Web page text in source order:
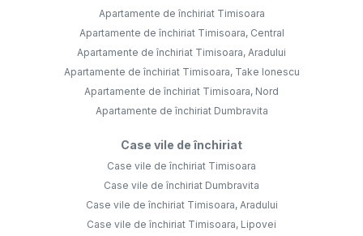
Apartamente de închiriat Timisoara
Apartamente de închiriat Timisoara, Central
Apartamente de închiriat Timisoara, Aradului
Apartamente de închiriat Timisoara, Take Ionescu
Apartamente de închiriat Timisoara, Nord
Apartamente de închiriat Dumbravita
Case vile de închiriat
Case vile de închiriat Timisoara
Case vile de închiriat Dumbravita
Case vile de închiriat Timisoara, Aradului
Case vile de închiriat Timisoara, Lipovei